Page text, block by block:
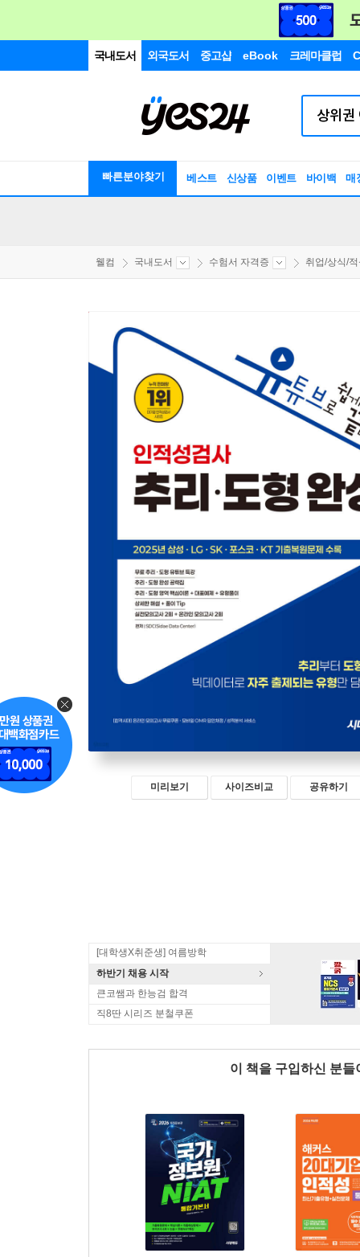
국내도서 외국도서 중고샵 eBook 크레마클럽
빠른분야찾기 베스트 신상품 이벤트 바이백 매
웰컴 국내도서 수험서 자격증 취업/상식/적
미리보기 사이즈비교 공유하기
[대학생X취준생] 여름방학
하반기 채용 시작
큰코쌤과 한능검 합격
직8딴 시리즈 분철쿠폰
이 책을 구입하신 분